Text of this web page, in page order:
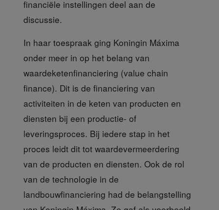
financiële instellingen deel aan de
discussie.
In haar toespraak ging Koningin Máxima
onder meer in op het belang van
waardeketenfinanciering (value chain
finance). Dit is de financiering van
activiteiten in de keten van producten en
diensten bij een productie- of
leveringsproces. Bij iedere stap in het
proces leidt dit tot waardevermeerdering
van de producten en diensten. Ook de rol
van de technologie in de
landbouwfinanciering had de belangstelling